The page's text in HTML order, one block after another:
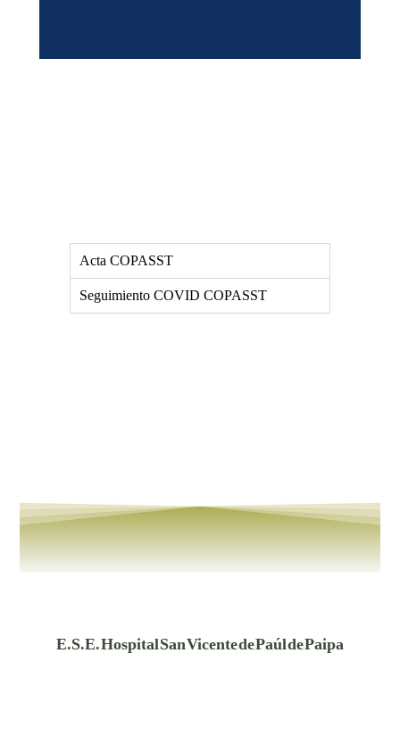
Acta COPASST
Seguimiento COVID COPASST
E.S.E. Hospital San Vicente de Paúl de Paipa